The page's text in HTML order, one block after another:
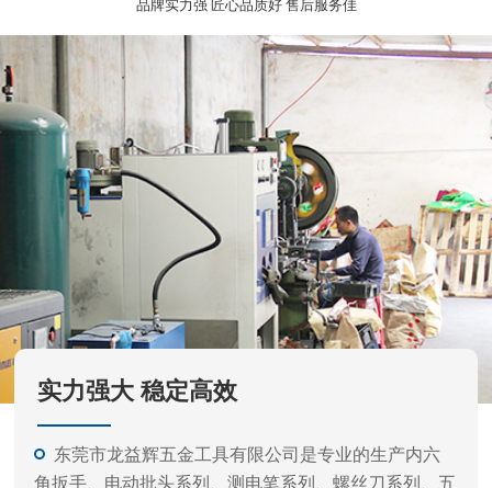
实力强大 稳定高效
东莞市龙益辉五金工具有限公司是专业的生产内六
角扳手、电动批头系列、测电笔系列、螺丝刀系列、五
金工具等的公司。
产品外观精美、质量标准、价格实惠，专业的生产
和开发经验，力求满足不同客户需要，凭借不断产品开